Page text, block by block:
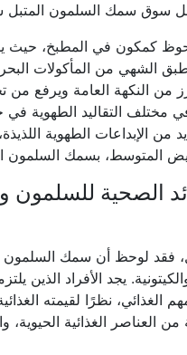
سوق سمك السلمون المتبل
كمكون في المطبخ،
الشهي من المأكولات
من النكهة العامة ويرفع من
التقاليد الطهوية في
من الإبداعات الطهوية
المتوسط، بسمك السلمون
الصحية للسلمون
فقد لوحظ أن سمك السلمون
يجد الأفراد
نظرًا لقيمته